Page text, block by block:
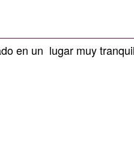
en un lugar muy